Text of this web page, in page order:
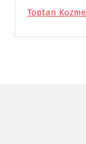
Toptan